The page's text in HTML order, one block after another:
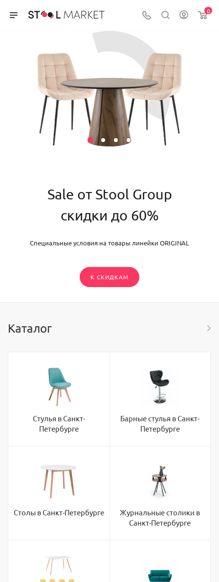
0
Sale от Stool Group
скидки до 60%
Специальные условия на товары линейки ORIGINAL
К СКИДКАМ
Каталог
Стулья в Санкт-
Петербурге
Барные стулья в Санкт-
Петербурге
Столы в Санкт-Петербурге
Журнальные столики в
Санкт-Петербурге